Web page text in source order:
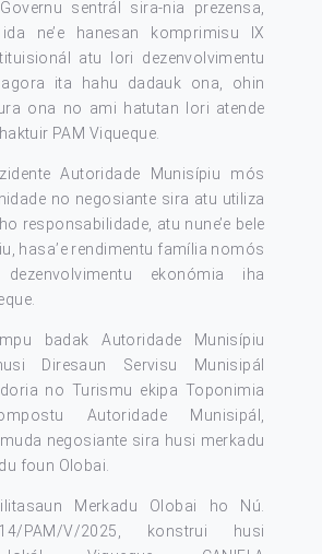
sentrál sira-nia prezensa,
ne’e hanesan komprimisu IX
atu lori dezenvolvimentu
ita hahu dadauk ona, ohin
ona no ami hatutan lori atende
PAM Viqueque.
Autoridade Munisípiu mós
no negosiante sira atu utiliza
responsabilidade, atu nune’e bele
hasa’e rendimentu família nomós
ekonómia iha
badak Autoridade Munisípiu
Diresaun Servisu Munisipál
no Turismu ekipa Toponimia
Autoridade Munisipál,
negosiante sira husi merkadu
foun Olobai.
Merkadu Olobai ho Nú.
PAM/V/2025, konstrui husi